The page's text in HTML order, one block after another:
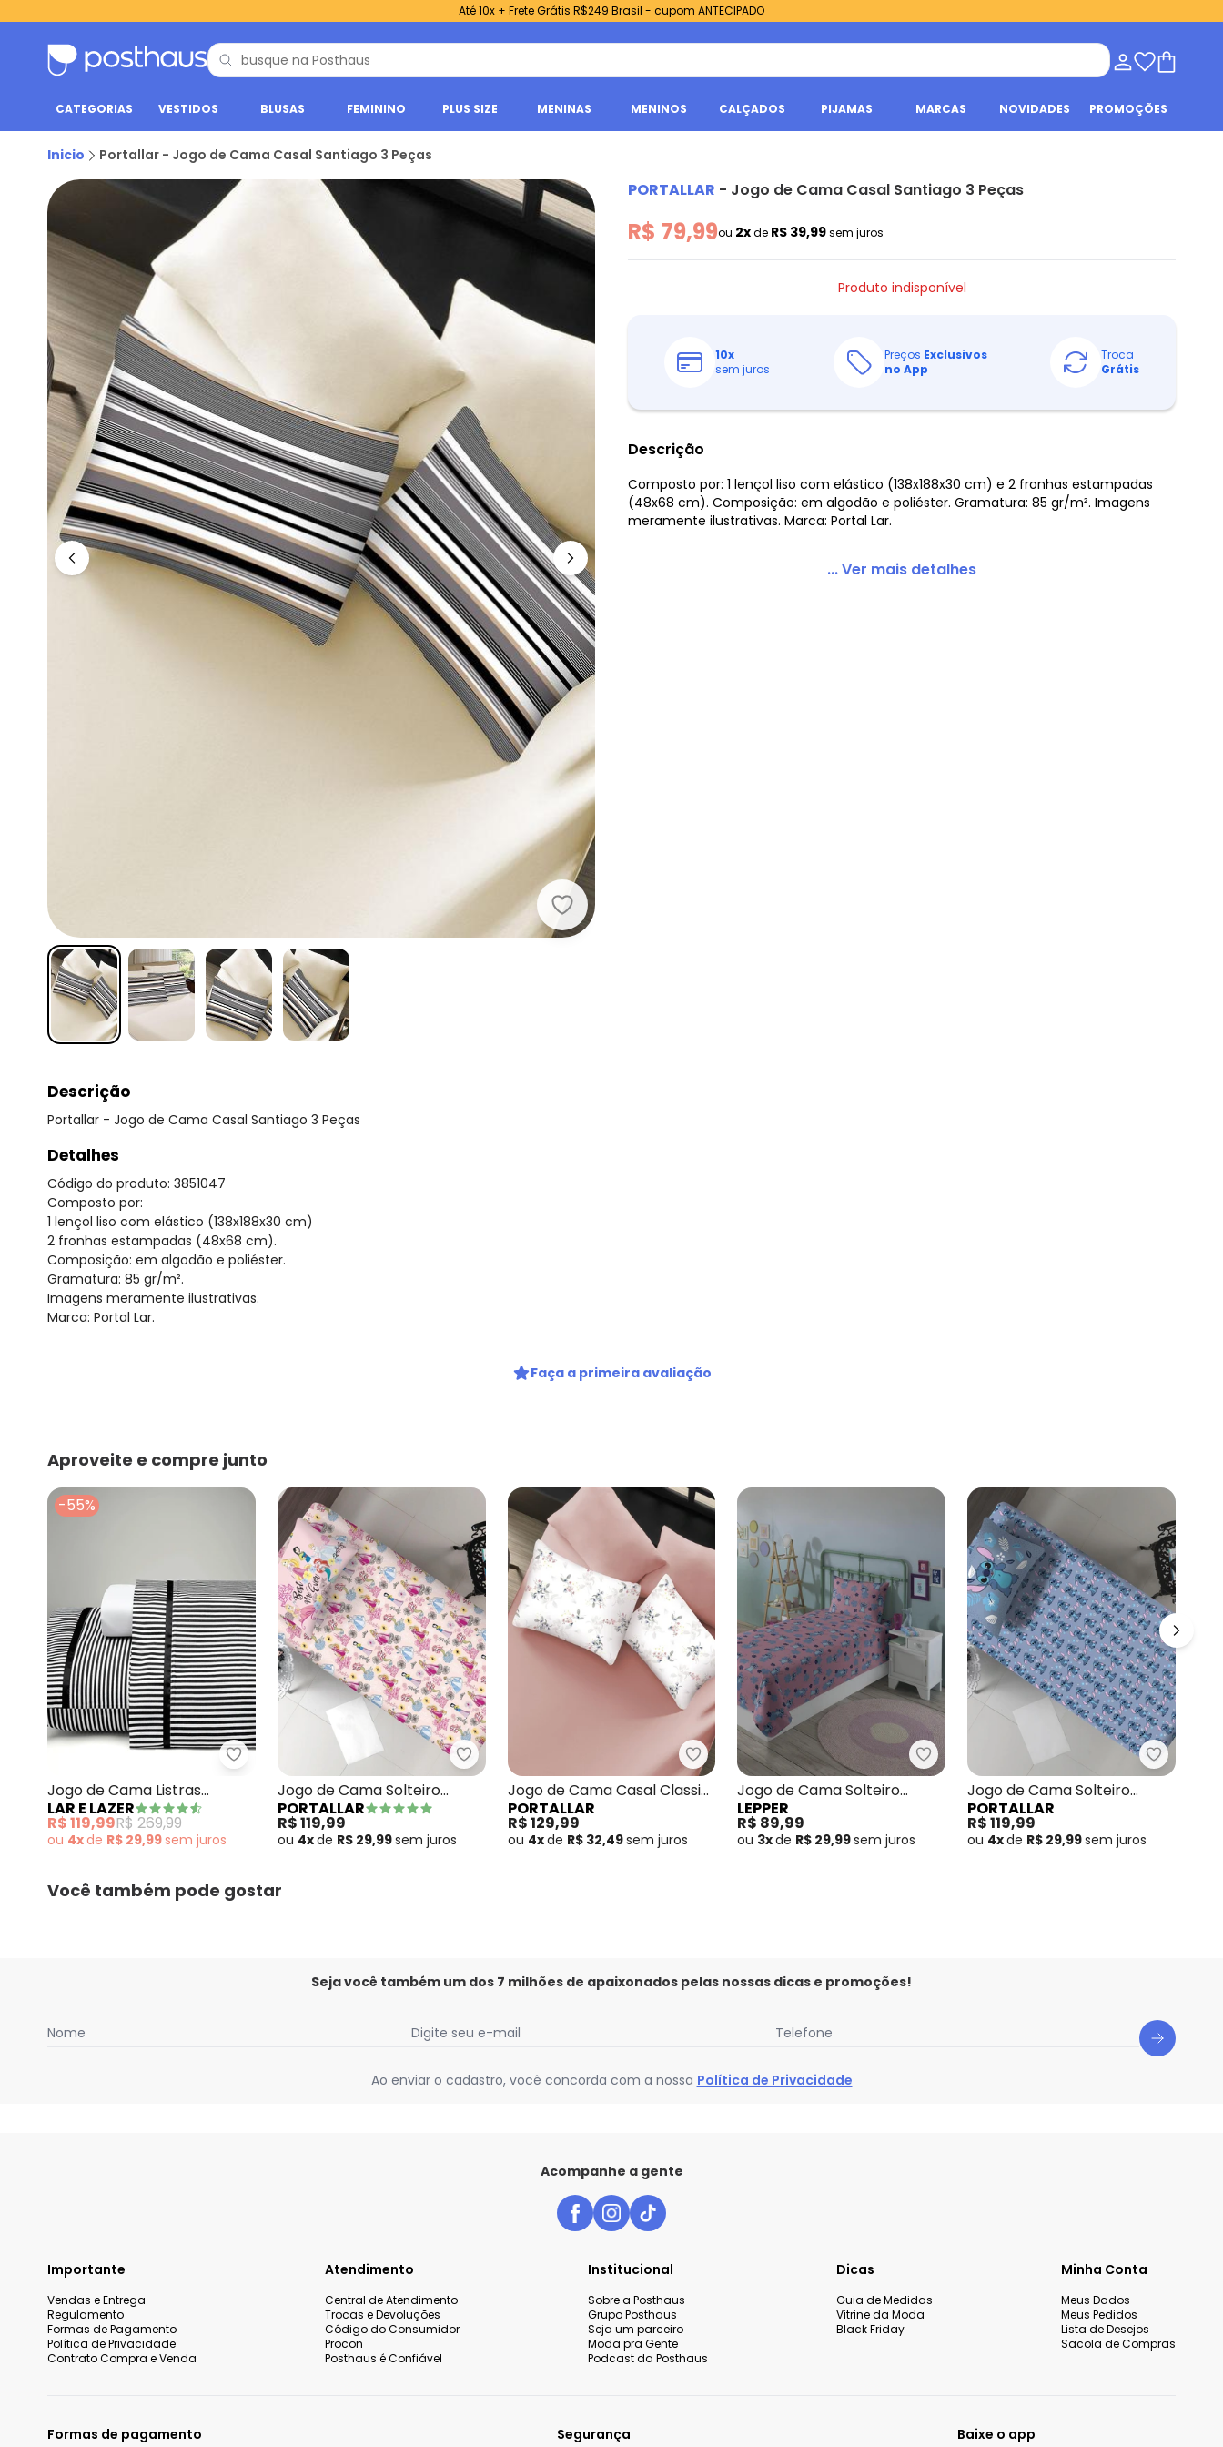
Até 10x + Frete Grátis R$249 Brasil - cupom ANTECIPADO
CATEGORIAS VESTIDOS BLUSAS FEMININO PLUS SIZE MENINAS MENINOS CALÇADOS PIJAMAS MARCAS NOVIDADES PROMOÇÕES
Inicio Portallar - Jogo de Cama Casal Santiago 3 Peças
Portallar - Jogo de Cama Casal Santiago 3 Peças
PORTALLAR - Jogo de Cama Casal Santiago 3 Peças
R$ 79,99ou 2xde R$ 39,99sem juros
Produto indisponível
10x
sem juros
Preços Exclusivos
no App
Troca
Grátis
Descrição
Composto por: 1 lençol liso com elástico (138x188x30 cm) e 2 fronhas estampadas
(48x68 cm). Composição: em algodão e poliéster. Gramatura: 85 gr/m². Imagens
meramente ilustrativas. Marca: Portal Lar.
... Ver mais detalhes
Descrição
Portallar - Jogo de Cama Casal Santiago 3 Peças
Detalhes
Código do produto: 3851047
Composto por:
1 lençol liso com elástico (138x188x30 cm)
2 fronhas estampadas (48x68 cm).
Composição: em algodão e poliéster.
Gramatura: 85 gr/m².
Imagens meramente ilustrativas.
Marca: Portal Lar.
Faça a primeira avaliação
Aproveite e compre junto
-55%
Lar e Lazer - Jogo de Cama Listras Solteiro 3 Peças
Jogo de Cama Listras
Solteiro 3 Peças
LAR E LAZER
R$ 119,99R$ 269,99
ou 4xde R$ 29,99sem juros
Portallar - Jogo de Cama Solteiro Princesas 2 Peças
Jogo de Cama Solteiro
Princesas 2 Peças
PORTALLAR
R$ 119,99
ou 4xde R$ 29,99sem juros
Portallar - Jogo de Cama Casal Classic Floral Rosa 3 Peças
Jogo de Cama Casal Classic
Floral Rosa 3 Peças
PORTALLAR
R$ 129,99
ou 4xde R$ 32,49sem juros
Lepper - Jogo de Cama Solteiro Stitch
Jogo de Cama Solteiro
Stitch Rosa 2 Peças
LEPPER
R$ 89,99
ou 3xde R$ 29,99semjuros
Portallar
Jogo de Cama Solteiro
Stitch Blue 2 Peças
PORTALLAR
R$ 119,99
ou 4xde R$ 29,99semjuros
Você também pode gostar
Seja você também um dos 7 milhões de apaixonados pelas nossas dicas e promoções!
Nome Digite seu e-mail Telefone
Ao enviar o cadastro, você concorda com a nossa Política de Privacidade
Acompanhe a gente
Importante
Vendas e Entrega
Regulamento
Formas de Pagamento
Política de Privacidade
Contrato Compra e Venda
Atendimento
Central de Atendimento
Trocas e Devoluções
Código do Consumidor
Procon
Posthaus é Confiável
Institucional
Sobre a Posthaus
Grupo Posthaus
Seja um parceiro
Moda pra Gente
Podcast da Posthaus
Dicas
Guia de Medidas
Vitrine da Moda
Black Friday
Minha Conta
Meus Dados
Meus Pedidos
Lista de Desejos
Sacola de Compras
Formas de pagamento Segurança Baixe o app
Ao enviar o cadastro, você concorda com a nossa
Política de
Privacidade